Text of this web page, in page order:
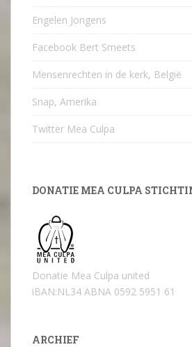
Engelen Jongens
Facebook Bert Smeets
Mensenrechten in de kerk, België
Snap, Amerika
Twitter Mea Culpa
DONATIE MEA CULPA
Donatie Mea Culpa united
iBAN:NL34 ABNA 0592 5951 61
ARCHIEF